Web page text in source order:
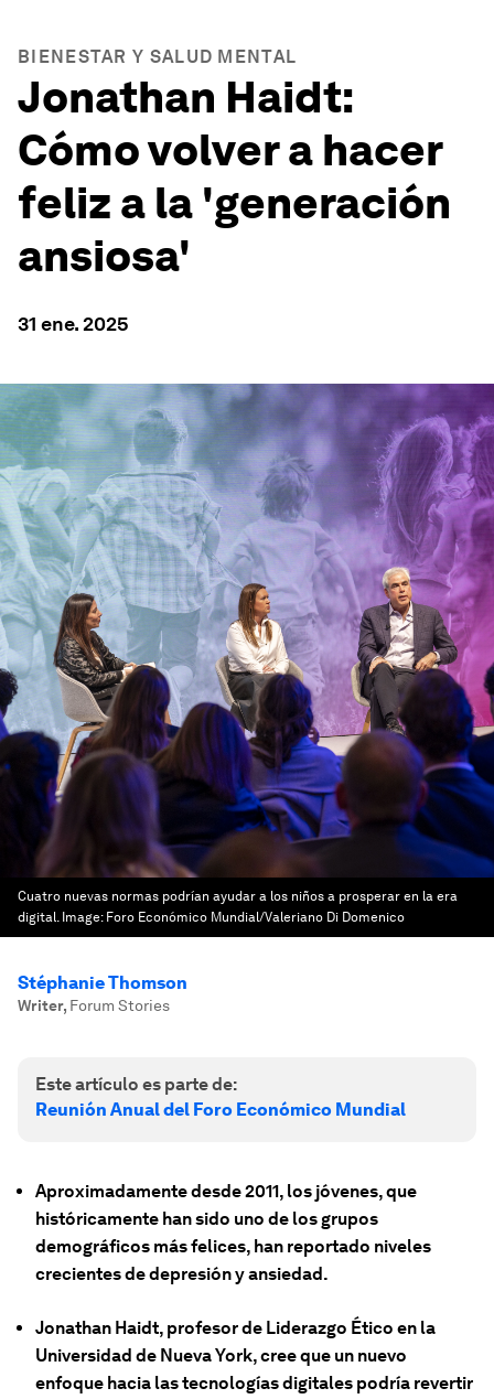
BIENESTAR Y SALUD MENTAL
Jonathan Haidt:
Cómo volver a hacer
feliz a la 'generación
ansiosa'
31 ene. 2025
Cuatro nuevas normas podrían ayudar a los niños a prosperar en la era
digital. Image: Foro Económico Mundial/Valeriano Di Domenico
Stéphanie Thomson
Writer, Forum Stories
Este artículo es parte de:
Reunión Anual del Foro Económico Mundial
Aproximadamente desde 2011, los jóvenes, que
históricamente han sido uno de los grupos
demográficos más felices, han reportado niveles
crecientes de depresión y ansiedad.
Jonathan Haidt, profesor de Liderazgo Ético en la
Universidad de Nueva York, cree que un nuevo
enfoque hacia las tecnologías digitales podría revertir